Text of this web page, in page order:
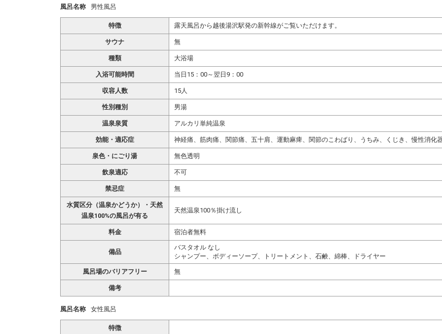
風呂名称 男性風呂
特徴 露天風呂から越後湯沢駅発の新幹線がご覧いただけます。
サウナ 無
種類 大浴場
入浴可能時間 当日15：00～翌日9：00
収容人数 15人
性別種別 男湯
温泉泉質 アルカリ単純温泉
効能・適応症 神経痛、筋肉痛、関節痛、五十肩、運動麻痺、関節のこわばり、うちみ、くじき、慢性消化
泉色・にごり湯 無色透明
飲泉適応 不可
禁忌症 無
水質区分（温泉かどうか）・天然
温泉100%の風呂が有る
天然温泉100％掛け流し
料金 宿泊者無料
備品
バスタオル なし
シャンプー、ボディーソープ、トリートメント、石鹸、綿棒、ドライヤー
風呂場のバリアフリー 無
備考
風呂名称 女性風呂
特徴